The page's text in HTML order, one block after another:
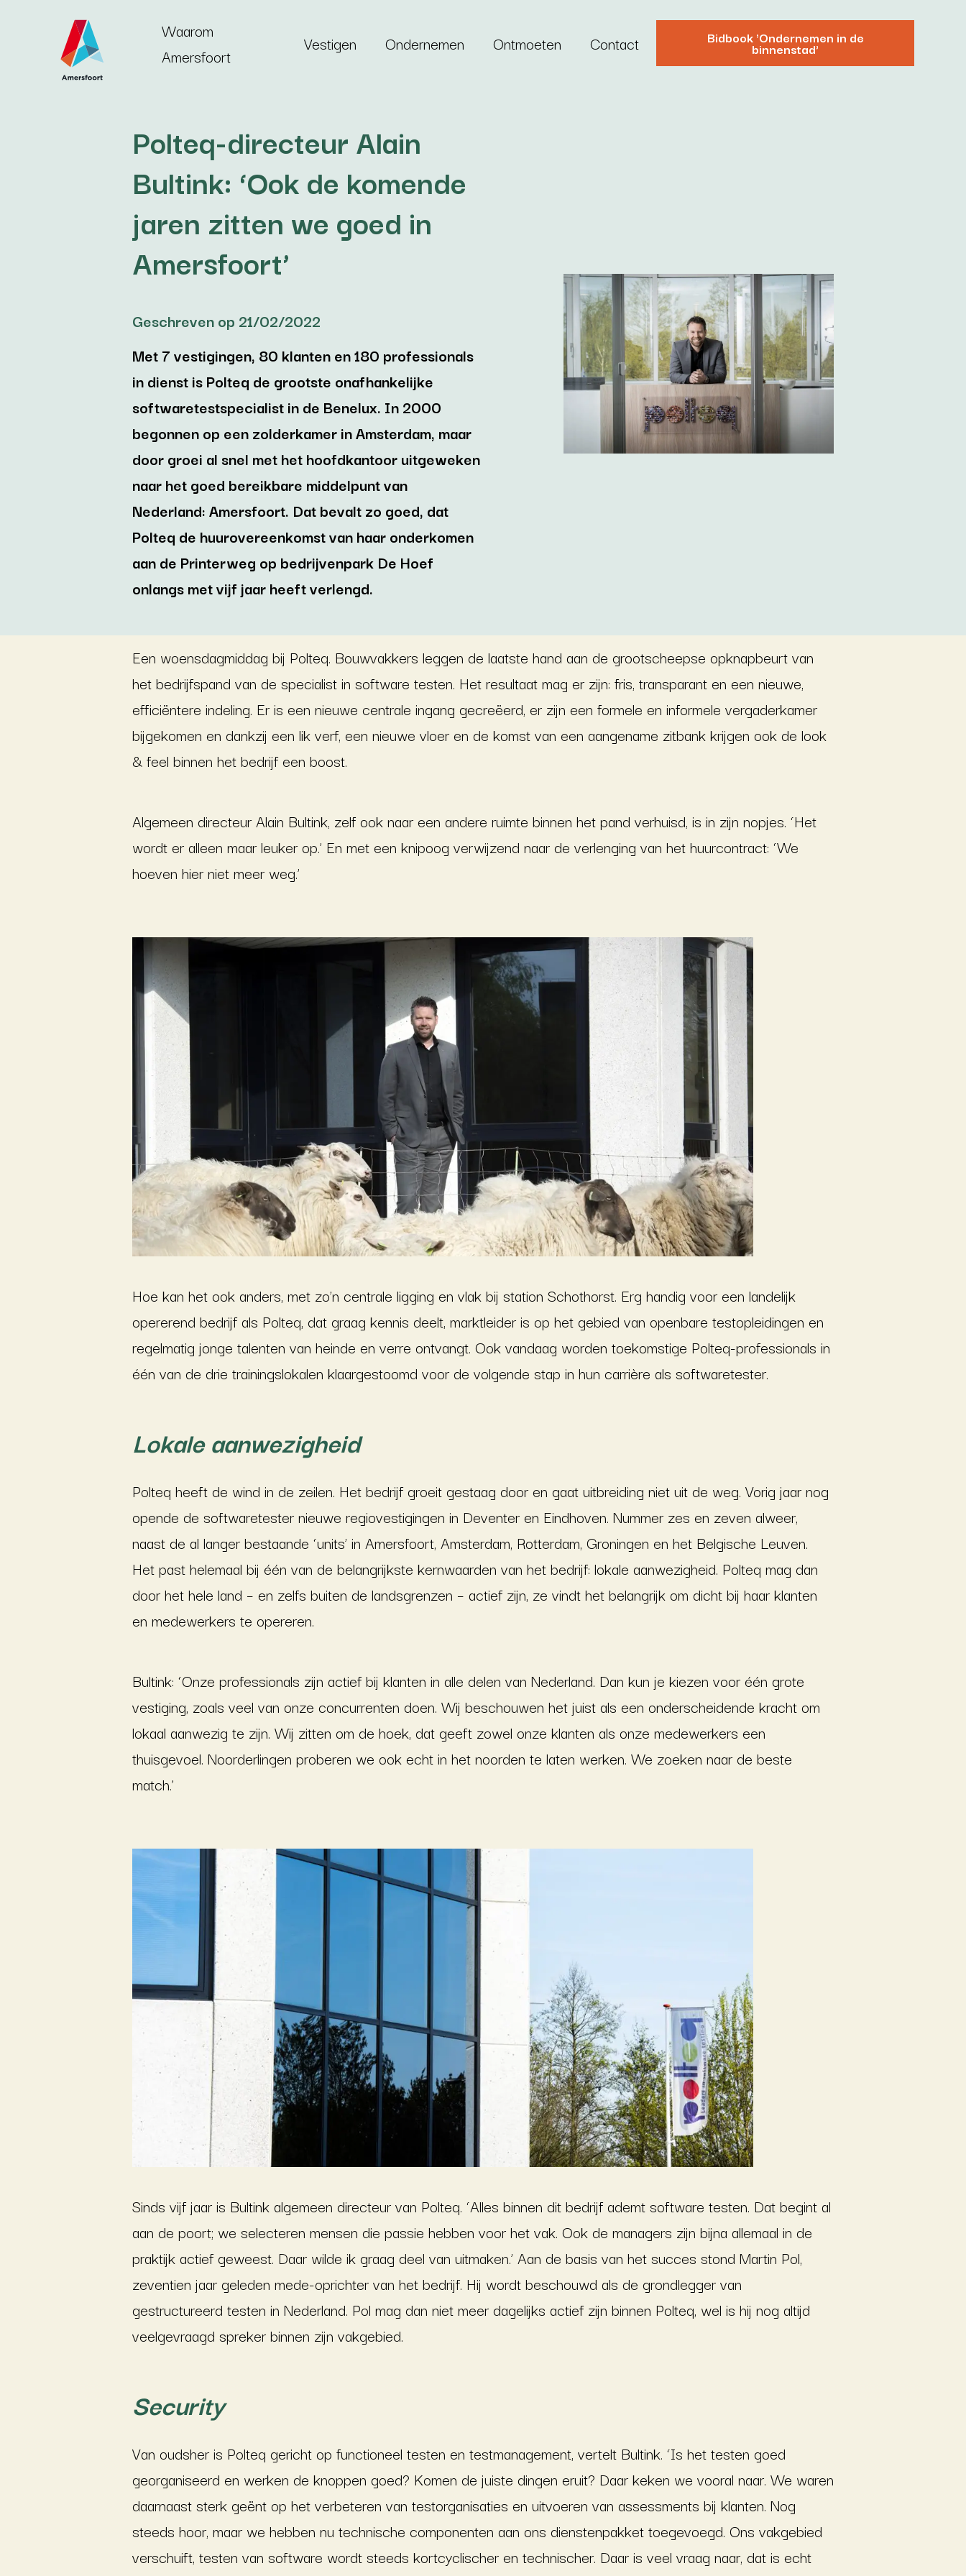
Waarom
Amersfoort
Vestigen Ondernemen Ontmoeten Contact Bidbook 'Ondernemen in de
binnenstad'
Polteq-directeur Alain
Bultink: ‘Ook de komende
jaren zitten we goed in
Amersfoort’
Geschreven op 21/02/2022
Met 7 vestigingen, 80 klanten en 180 professionals
in dienst is Polteq de grootste onafhankelijke
softwaretestspecialist in de Benelux. In 2000
begonnen op een zolderkamer in Amsterdam, maar
door groei al snel met het hoofdkantoor uitgeweken
naar het goed bereikbare middelpunt van
Nederland: Amersfoort. Dat bevalt zo goed, dat
Polteq de huurovereenkomst van haar onderkomen
aan de Printerweg op bedrijvenpark De Hoef
onlangs met vijf jaar heeft verlengd.
Een woensdagmiddag bij Polteq. Bouwvakkers leggen de laatste hand aan de grootscheepse opknapbeurt van
het bedrijfspand van de specialist in software testen. Het resultaat mag er zijn: fris, transparant en een nieuwe,
efficiëntere indeling. Er is een nieuwe centrale ingang gecreëerd, er zijn een formele en informele vergaderkamer
bijgekomen en dankzij een lik verf, een nieuwe vloer en de komst van een aangename zitbank krijgen ook de look
& feel binnen het bedrijf een boost.
Algemeen directeur Alain Bultink, zelf ook naar een andere ruimte binnen het pand verhuisd, is in zijn nopjes. ‘Het
wordt er alleen maar leuker op.’ En met een knipoog verwijzend naar de verlenging van het huurcontract: ‘We
hoeven hier niet meer weg.’
Hoe kan het ook anders, met zo’n centrale ligging en vlak bij station Schothorst. Erg handig voor een landelijk
opererend bedrijf als Polteq, dat graag kennis deelt, marktleider is op het gebied van openbare testopleidingen en
regelmatig jonge talenten van heinde en verre ontvangt. Ook vandaag worden toekomstige Polteq-professionals in
één van de drie trainingslokalen klaargestoomd voor de volgende stap in hun carrière als softwaretester.
Lokale aanwezigheid
Polteq heeft de wind in de zeilen. Het bedrijf groeit gestaag door en gaat uitbreiding niet uit de weg. Vorig jaar nog
opende de softwaretester nieuwe regiovestigingen in Deventer en Eindhoven. Nummer zes en zeven alweer,
naast de al langer bestaande ‘units’ in Amersfoort, Amsterdam, Rotterdam, Groningen en het Belgische Leuven.
Het past helemaal bij één van de belangrijkste kernwaarden van het bedrijf: lokale aanwezigheid. Polteq mag dan
door het hele land – en zelfs buiten de landsgrenzen – actief zijn, ze vindt het belangrijk om dicht bij haar klanten
en medewerkers te opereren.
Bultink: ‘Onze professionals zijn actief bij klanten in alle delen van Nederland. Dan kun je kiezen voor één grote
vestiging, zoals veel van onze concurrenten doen. Wij beschouwen het juist als een onderscheidende kracht om
lokaal aanwezig te zijn. Wij zitten om de hoek, dat geeft zowel onze klanten als onze medewerkers een
thuisgevoel. Noorderlingen proberen we ook echt in het noorden te laten werken. We zoeken naar de beste
match.’
Sinds vijf jaar is Bultink algemeen directeur van Polteq. ‘Alles binnen dit bedrijf ademt software testen. Dat begint al
aan de poort; we selecteren mensen die passie hebben voor het vak. Ook de managers zijn bijna allemaal in de
praktijk actief geweest. Daar wilde ik graag deel van uitmaken.’ Aan de basis van het succes stond Martin Pol,
zeventien jaar geleden mede-oprichter van het bedrijf. Hij wordt beschouwd als de grondlegger van
gestructureerd testen in Nederland. Pol mag dan niet meer dagelijks actief zijn binnen Polteq, wel is hij nog altijd
veelgevraagd spreker binnen zijn vakgebied.
Security
Van oudsher is Polteq gericht op functioneel testen en testmanagement, vertelt Bultink. ‘Is het testen goed
georganiseerd en werken de knoppen goed? Komen de juiste dingen eruit? Daar keken we vooral naar. We waren
daarnaast sterk geënt op het verbeteren van testorganisaties en uitvoeren van assessments bij klanten. Nog
steeds hoor, maar we hebben nu technische componenten aan ons dienstenpakket toegevoegd. Ons vakgebied
verschuift, testen van software wordt steeds kortcyclischer en technischer. Daar is veel vraag naar, dat is echt